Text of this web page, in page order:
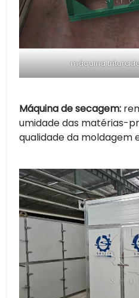
máquina
Máquina de secagem:
umidade das matérias-
qualidade da moldagem